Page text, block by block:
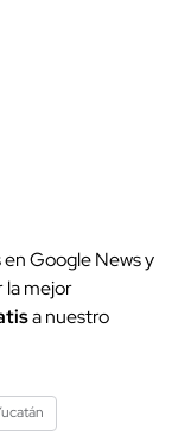
Google News y
la mejor
a nuestro